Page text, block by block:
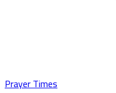
Prayer Times